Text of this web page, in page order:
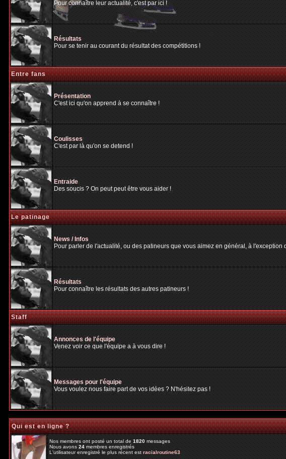
Pour connaître leur actualité, c'est par ici !
Résultats
Pour se tenir au courant du résultat des compétitions !
Entre fans
Présentation
C'est ici qu'on apprend à se connaître !
Coulisses
C'est par là qu'on se detend !
Entraide
Des soucis ? On peut peut être vous aider !
Le patinage
News / Infos
Pour parler de l'actualité, ou des patineurs que vous aimez en général, à l'exception
Résultats
Pour connaître les résultats des autres patineurs !
Staff
Annonces de l'équipe
Venez voir ce que l'équipe a à vous dire !
Messages pour l'équipe
Vous voulez nous faire part de vos idées ? N'hésitez pas !
Qui est en ligne ?
Nos membres ont posté un total de1820messages
Nous avons24membres enregistrés
L'utilisateur enregistré le plus récent estracialroutine63